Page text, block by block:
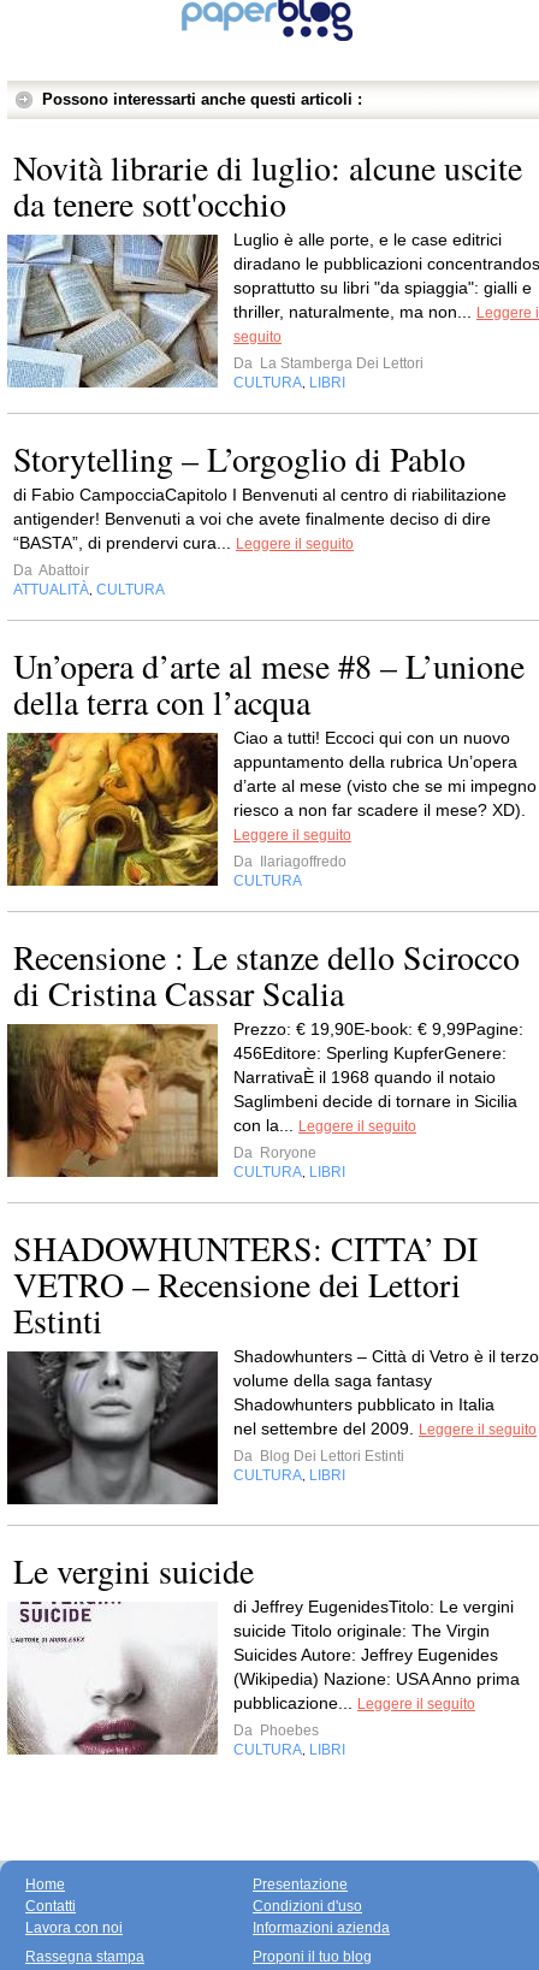
Possono interessarti anche questi articoli :
Novità librarie di luglio: alcune uscite
da tenere sott'occhio
Luglio è alle porte, e le case editrici
diradano le pubblicazioni
soprattutto su libri "da spiaggia": gialli e
thriller, naturalmente, ma non...
Leggere
seguito
Da La Stamberga Dei Lettori
CULTURA LIBRI
Storytelling – L’orgoglio di Pablo
di Fabio CampocciaCapitolo I Benvenuti al centro di riabilitazione
antigender! Benvenuti a voi che avete finalmente deciso di dire
“BASTA”, di prendervi cura...
Leggere il seguito
Da Abattoir
ATTUALITÀ CULTURA
Un’opera d’arte al mese #8 – L’unione
della terra con l’acqua
Ciao a tutti! Eccoci qui con un nuovo
appuntamento della rubrica Un’opera
d’arte al mese (visto che se mi impegno
riesco a non far scadere il mese? XD).
Leggere il seguito
Da
Ilariagoffredo
CULTURA
Recensione : Le stanze dello Scirocco
di Cristina Cassar Scalia
Prezzo: € 19,90E-book: € 9,99Pagine:
456Editore: Sperling KupferGenere:
NarrativaÈ il 1968 quando il notaio
Saglimbeni decide di tornare in Sicilia
con la...
Leggere il seguito
Da Roryone
CULTURA LIBRI
SHADOWHUNTERS: CITTA’ DI
VETRO – Recensione dei Lettori
Estinti
Shadowhunters – Città di Vetro è il terzo
volume della saga fantasy
Shadowhunters pubblicato in Italia
nel settembre del 2009.
Leggere il seguito
Da Blog Dei Lettori Estinti
CULTURA LIBRI
Le vergini suicide
di Jeffrey EugenidesTitolo: Le vergini
suicide Titolo originale: The Virgin
Suicides Autore: Jeffrey Eugenides
(Wikipedia) Nazione: USA Anno prima
pubblicazione...
Leggere il seguito
Da Phoebes
CULTURA LIBRI
Home
Contatti
Lavora con noi
Presentazione
Condizioni d'uso
Informazioni azienda
Rassegna stampa
Proponi il tuo blog